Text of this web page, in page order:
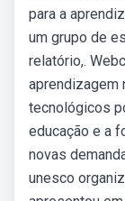
para a
um grupo de
relatório,.
aprendizagem
tecnológicos
educação e a
novas
unesco